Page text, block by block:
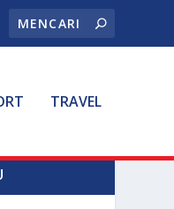
TRAVEL